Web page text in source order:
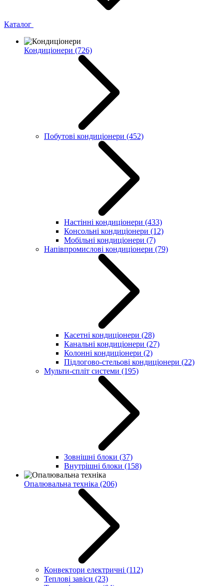
Каталог
Кондиціонери (726)
Побутові кондиціонери (452)
Настінні кондиціонери (433)
Консольні кондиціонери (12)
Мобільні кондиціонери (7)
Напівпромислові кондиціонери (79)
Касетні кондиціонери (28)
Канальні кондиціонери (27)
Колонні кондиціонери (2)
Підлогово-стельові кондиціонери (22)
Мульти-спліт системи (195)
Зовнішні блоки (37)
Внутрішні блоки (158)
Опалювальна техніка (206)
Конвектори електричні (112)
Теплові завіси (23)